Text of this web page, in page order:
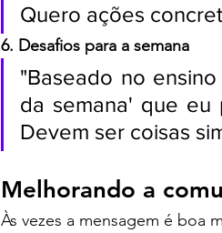
Quero ações
6. Desafios para a semana
"Baseado no
da semana' que
Devem ser coisas
Melhorando a
Às vezes a mensagem é boa